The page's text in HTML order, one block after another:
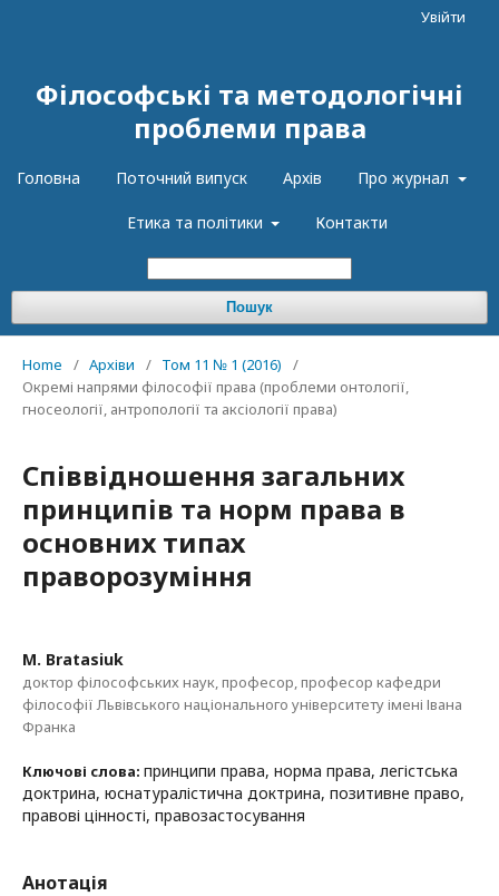
Філософські та методологічні
проблеми права
Головна Поточний випуск Архів Про журнал
Етика та політики Контакти
Пошук
Увійти
Home / Архіви / Том 11 № 1 (2016)
/
Окремі напрями філософії права (проблеми онтології,
гносеології, антропології та аксіології права)
Співвідношення загальних
принципів та норм права в
основних типах
праворозуміння
M. Bratasiuk
доктор філософських наук, професор, професор кафедри
філософії Львівського національного університету імені Івана
Франка
Ключові слова: принципи права, норма права, легістська
доктрина, юснатуралістична доктрина, позитивне право,
правові цінності, правозастосування
Анотація